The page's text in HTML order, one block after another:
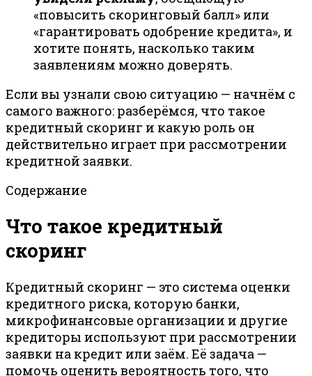
«повысить скоринговый балл» или
«гарантировать одобрение кредита», и
хотите понять, насколько таким
заявлениям можно доверять.
Если вы узнали свою ситуацию — начнём с
самого важного: разберёмся, что такое
кредитный скоринг и какую роль он
действительно играет при рассмотрении
кредитной заявки.
Содержание
Что такое кредитный
скоринг
Кредитный скоринг — это система оценки
кредитного риска, которую банки,
микрофинансовые организации и другие
кредиторы используют при рассмотрении
заявки на кредит или заём. Её задача —
помочь оценить вероятность того, что